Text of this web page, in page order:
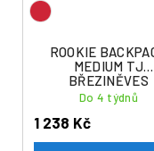
ROOKIE
MEDIUM TJ
BŘEZINĚVES
Do 4 týdnů
1 238 Kč